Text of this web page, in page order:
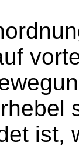
ist,